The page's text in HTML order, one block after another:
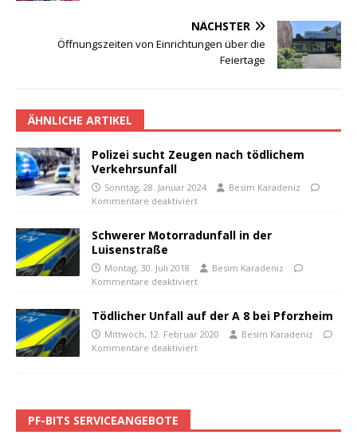
NÄCHSTER
Öffnungszeiten von Einrichtungen über die
Feiertage
ÄHNLICHE ARTIKEL
Polizei sucht Zeugen nach tödlichem
Verkehrsunfall
Sonntag, 28. Januar 2024
Besim Karadeniz
Kommentare deaktiviert
Schwerer Motorradunfall in der
Luisenstraße
Montag, 30. Juli 2018
Besim Karadeniz
Kommentare deaktiviert
Tödlicher Unfall auf der A 8 bei Pforzheim
Mittwoch, 12. Februar 2020
Besim Karadeniz
Kommentare deaktiviert
PF-BITS SERVICEANGEBOTE